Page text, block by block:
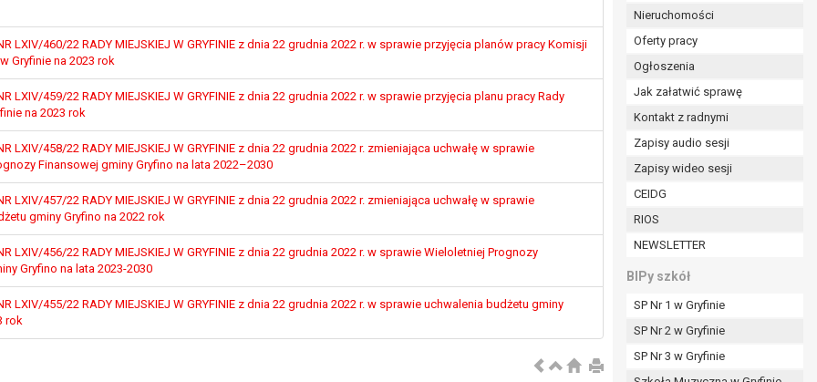
LXIV/460/22 RADY MIEJSKIEJ W GRYFINIE z dnia 22 grudnia 2022 r. w sprawie przyjęcia planów pracy Komisji
Gryfinie na 2023 rok
LXIV/459/22 RADY MIEJSKIEJ W GRYFINIE z dnia 22 grudnia 2022 r. w sprawie przyjęcia planu pracy Rady
na 2023 rok
LXIV/458/22 RADY MIEJSKIEJ W GRYFINIE z dnia 22 grudnia 2022 r. zmieniająca uchwałę w sprawie
Finansowej gminy Gryfino na lata 2022–2030
LXIV/457/22 RADY MIEJSKIEJ W GRYFINIE z dnia 22 grudnia 2022 r. zmieniająca uchwałę w sprawie
gminy Gryfino na 2022 rok
LXIV/456/22 RADY MIEJSKIEJ W GRYFINIE z dnia 22 grudnia 2022 r. w sprawie Wieloletniej Prognozy
Gryfino na lata 2023-2030
LXIV/455/22 RADY MIEJSKIEJ W GRYFINIE z dnia 22 grudnia 2022 r. w sprawie uchwalenia budżetu gminy
rok
Nieruchomości
Oferty pracy
Ogłoszenia
Jak załatwić sprawę
Kontakt z radnymi
Zapisy audio sesji
Zapisy wideo sesji
CEIDG
RIOS
NEWSLETTER
BIPy szkół
SP Nr 1 w Gryfinie
SP Nr 2 w Gryfinie
SP Nr 3 w Gryfinie
a także obowiązków i zadań zleconych przez instytucje nadrzędne wobec Gminy;
lub innej osoby fizycznej;
lub w ramach sprawowania władzy publicznej powierzonej administratorowi;
są wyłącznie na podstawie wcześniej udzielonej zgody w zakresie i celu określonym w treści zgody.
w pkt. 3, dane osobowe mogą być udostępniane innym upoważnionym odbiorcom lub kategoriom odbiorców danych
administratora na podstawie zawartej z nim umowy powierzenia przetwarzania danych osobowych;
na podstawie odpowiednich przepisów prawa.
niezbędny do realizacji celu dla jakiego zostały zebrane oraz zgodnie z terminami archiwizacji określonymi przez
zgody osoby, której dane dotyczą przetwarzanie odbywa się do czasu wycofania tej zgody.
zawarcia i realizacji umowy przetwarzanie odbywa się przez okres niezbędny do realizacji zawartej umowy, a po tym
dla zabezpieczenia ewentualnych roszczeń, a w przypadku wyrażenia zgody na przetwarzanie danych po zakończeniu i
od momentu pozyskania przechowywane są przez okres wynikający z umowy o dofinansowanie zawartej między
i konieczności zachowania dokumentacji projektu do celów kontrolnych.
osobowych przysługuje Pani/Panu:
ich kopii na podstawie art. 15 RODO;